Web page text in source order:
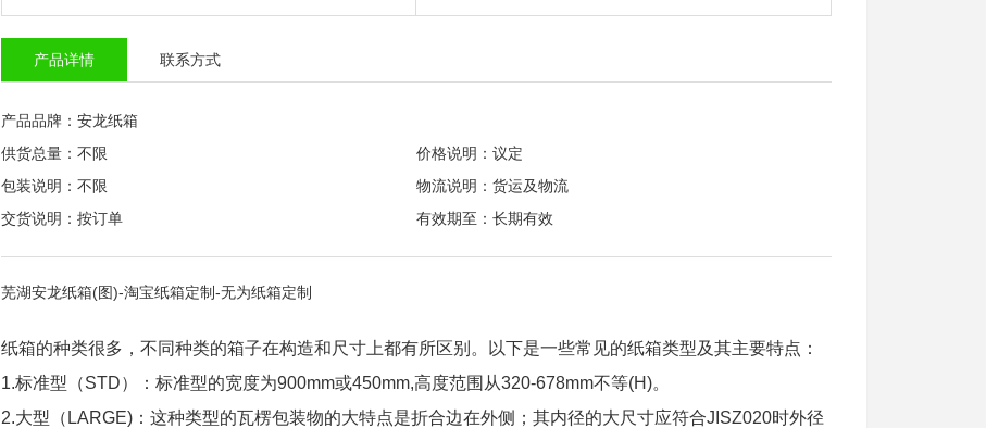
产品详情 联系方式
产品品牌：安龙纸箱
供货总量：不限
价格说明：议定
包装说明：不限
物流说明：货运及物流
交货说明：按订单
有效期至：长期有效
芜湖安龙纸箱(图)-淘宝纸箱定制-无为纸箱定制
纸箱的种类很多，不同种类的箱子在构造和尺寸上都有所区别。以下是一些常见的纸箱类型及其主要特点：
1.标准型（STD）：标准型的宽度为900mm或450mm,高度范围从320-678mm不等(H)。
2.大型（LARGE)：这种类型的瓦楞包装物的大特点是折合边在外侧；其内径的大尺寸应符合JISZ020时外径